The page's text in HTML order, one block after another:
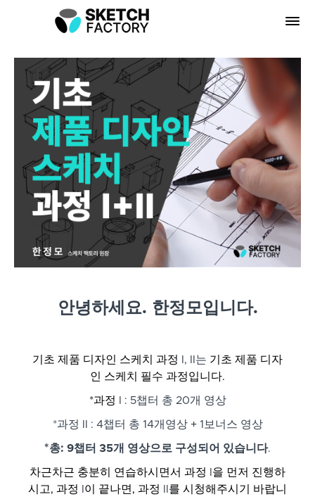
안녕하세요. 한정모입니다.
기초 제품 디자인 스케치 과정 I, II는 기초 제품 디자
인 스케치 필수 과정입니다.
*과정 I : 5챕터 총 20개 영상
*과정 II : 4챕터 총 14개영상 + 1보너스 영상
*총: 9챕터 35개 영상으로 구성되어 있습니다.
차근차근 충분히 연습하시면서 과정
을 먼저 진행하
시고, 과정
이 끝나면, 과정
를 시청해주시기 바랍니